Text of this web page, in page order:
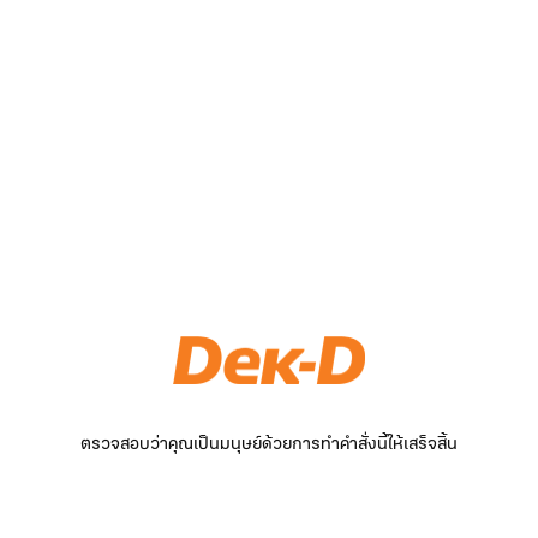
ตรวจสอบว่าคุณเป็นมนุษย์ด้วยการทำคำสั่งนี้ให้เสร็จสิ้น